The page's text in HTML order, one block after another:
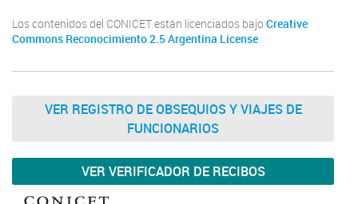
Los contenidos del CONICET están licenciados bajo Creative
Commons Reconocimiento 2.5 Argentina License
VER REGISTRO DE OBSEQUIOS Y VIAJES DE
FUNCIONARIOS
VER VERIFICADOR DE RECIBOS